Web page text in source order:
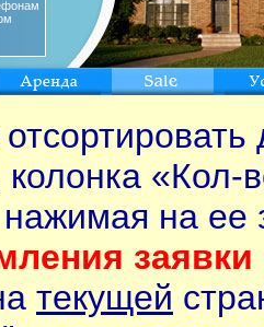
«Кол-
на ее
заявки
текущей